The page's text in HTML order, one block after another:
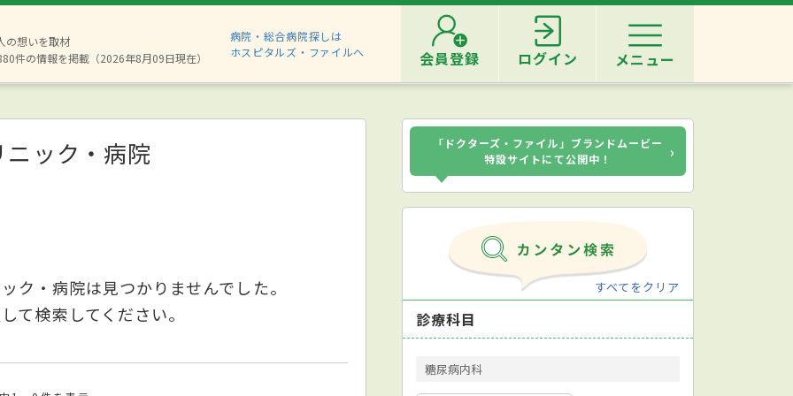
の想いを取材
件の情報を掲載（2026年8月09日現在）
病院・総合病院探しは
ホスピタルズ・ファイルへ
会員登録 ログイン メニュー
ニック・病院
ク・病院は見つかりませんでした。
て検索してください。
「ドクターズ・ファイル」ブランドムービー
特設サイトにて公開中！
›
すべてをクリア
診療科目
糖尿病内科